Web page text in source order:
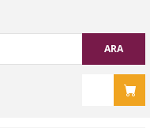
ARA